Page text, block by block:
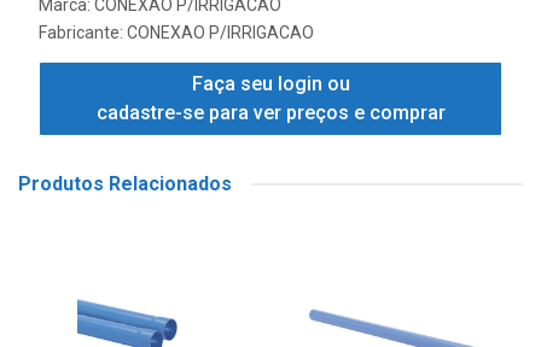
Marca: CONEXAO P/IRRIGACAO
Fabricante: CONEXAO P/IRRIGACAO
Faça seu login ou
cadastre-se para ver preços e comprar
Produtos Relacionados